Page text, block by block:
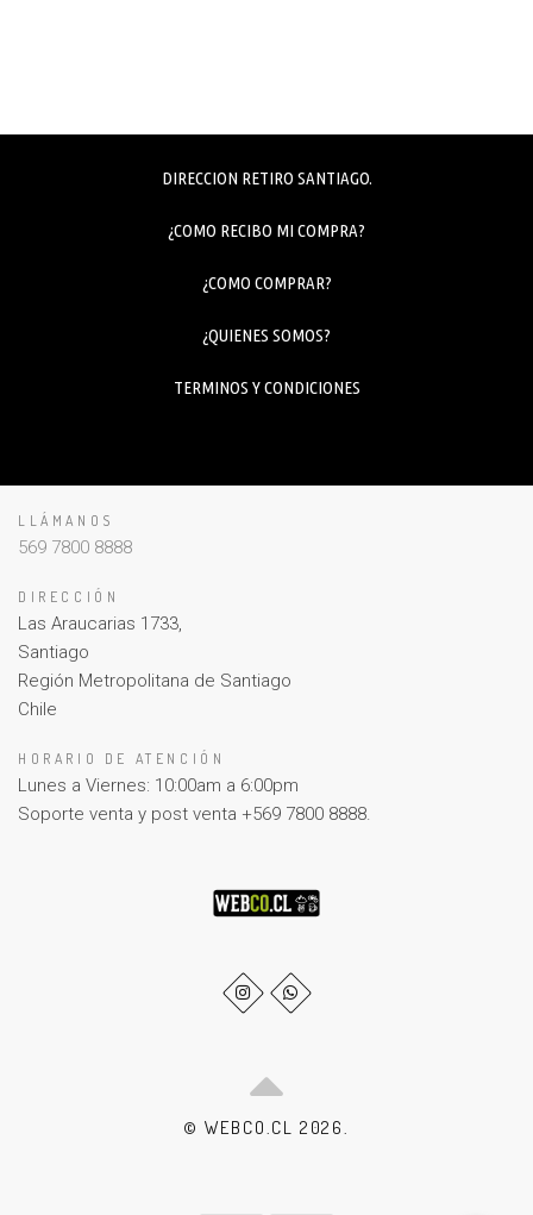
DIRECCION RETIRO SANTIAGO.
¿COMO RECIBO MI COMPRA?
¿COMO COMPRAR?
¿QUIENES SOMOS?
TERMINOS Y CONDICIONES
LLÁMANOS
569 7800 8888
DIRECCIÓN
Las Araucarias 1733,
Santiago
Región Metropolitana de Santiago
Chile
HORARIO DE ATENCIÓN
Lunes a Viernes: 10:00am a 6:00pm
Soporte venta y post venta +569 7800 8888.
© WEBCO.CL 2026.